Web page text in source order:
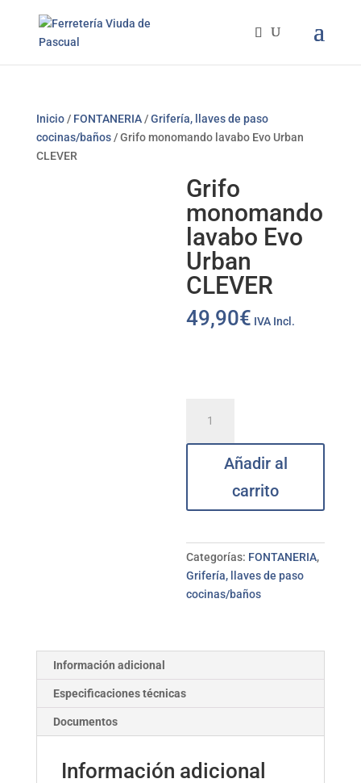
Inicio/ FONTANERIA/Grifería, llaves de paso
cocinas/baños/ Grifo monomando lavabo Evo Urban
CLEVER
Grifo
monomando
lavabo Evo
Urban
CLEVER
49,90€ IVA Incl.
monomando
lavabo
Añadir al
carrito
Categorías: FONTANERIA,
Grifería, llaves de paso
cocinas/baños
Información adicional
Especificaciones técnicas
Documentos
Información adicional